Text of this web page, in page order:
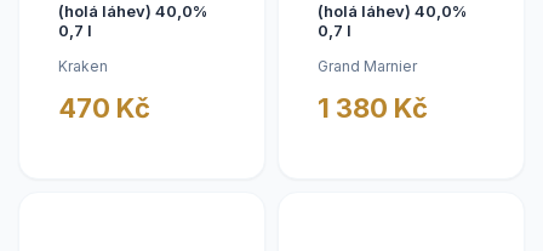
(holá láhev) 40,0%
0,7 l
Kraken
470 Kč
(holá láhev) 40,0%
0,7 l
Grand Marnier
1 380 Kč